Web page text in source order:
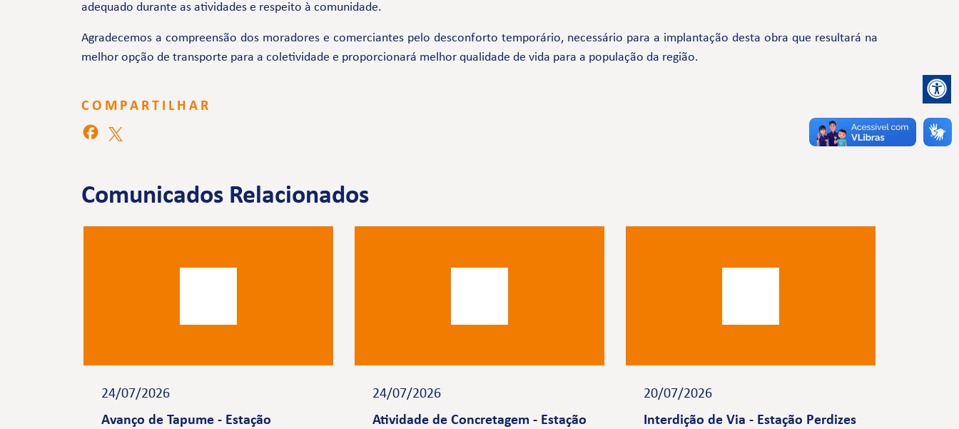
adequado durante as atividades e respeito à comunidade.
Agradecemos a compreensão dos moradores e comerciantes pelo desconforto temporário, necessário para a implantação desta obra que resultará na
melhor opção de transporte para a coletividade e proporcionará melhor qualidade de vida para a população da região.
COMPARTILHAR
Comunicados Relacionados
24/07/2026
Avanço de Tapume - Estação
24/07/2026
Atividade de Concretagem - Estação
20/07/2026
Interdição de Via - Estação Perdizes